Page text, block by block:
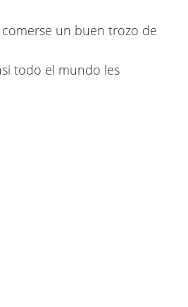
un buen trozo de
todo el mundo les